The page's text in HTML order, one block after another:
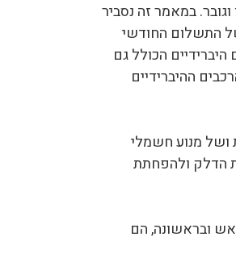
במאמר זה נסביר
התשלום החודשי
הכולל גם
ההיברידיים
ושל מנוע חשמלי
הדלק ולהפחתת
ובראשונה, הם